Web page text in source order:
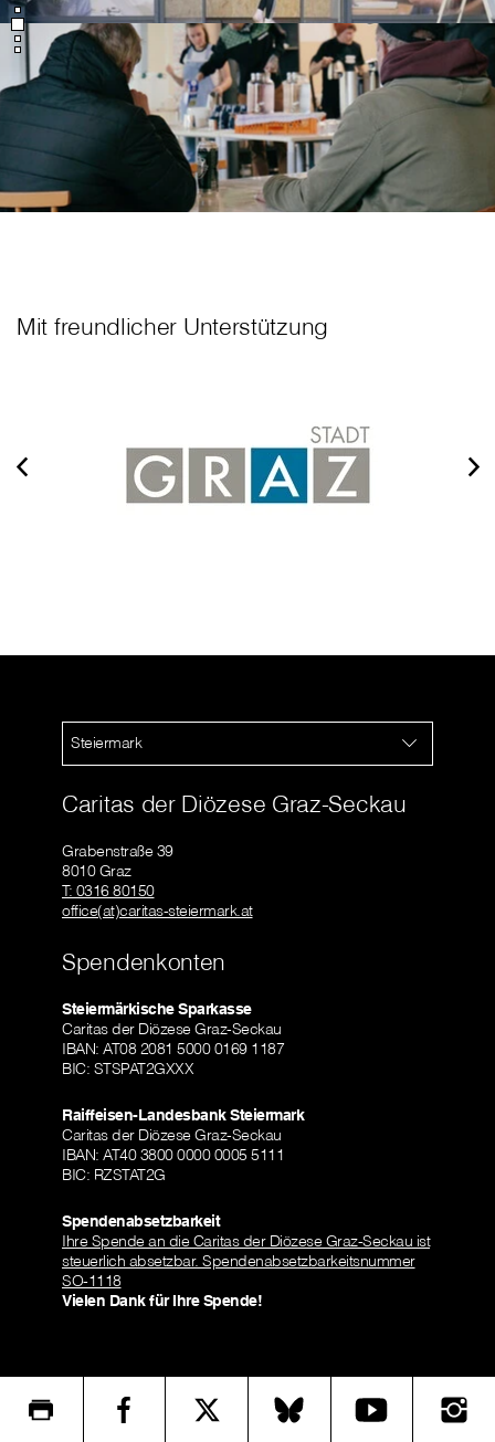
Mit freundlicher Unterstützung
Steiermark
Caritas der Diözese Graz-Seckau
Grabenstraße 39
8010 Graz
T: 0316 80150
office(at)caritas-steiermark.at
Spendenkonten
Steiermärkische Sparkasse
Caritas der Diözese Graz-Seckau
IBAN: AT08 2081 5000 0169 1187
BIC: STSPAT2GXXX
Raiffeisen-Landesbank Steiermark
Caritas der Diözese Graz-Seckau
IBAN: AT40 3800 0000 0005 5111
BIC: RZSTAT2G
Spendenabsetzbarkeit
Ihre Spende an die Caritas der Diözese Graz-Seckau ist
steuerlich absetzbar. Spendenabsetzbarkeitsnummer
SO-1118
Vielen Dank für Ihre Spende!